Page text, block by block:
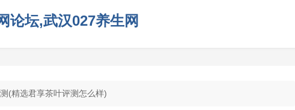
论坛,武汉027养生网
(精选君享茶叶评测怎么样)